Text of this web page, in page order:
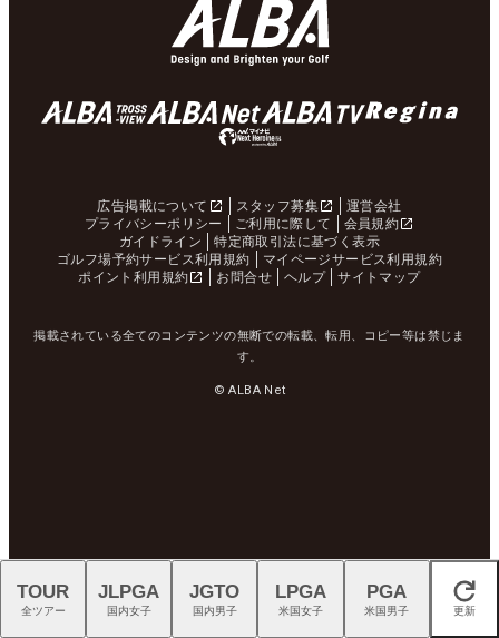
広告掲載について スタッフ募集
運営会社
プライバシーポリシー
ご利用に際して
会員規約
ガイドライン
特定商取引法に基づく表示
ゴルフ場予約サービス利用規約
マイページサービス利用規約
ポイント利用規約
お問合せ ヘルプ サイトマップ
掲載されている全てのコンテンツの無断での転載、転用、コピー等は禁じま
す。
© ALBA Net
閉じる
TOUR
全ツアー
JLPGA
国内女子
JGTO
国内男子
LPGA
米国女子
PGA
米国男子 更新